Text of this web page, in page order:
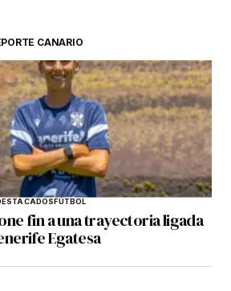
CANARIO
FÚTBOL
fin a una trayectoria ligada
Egatesa